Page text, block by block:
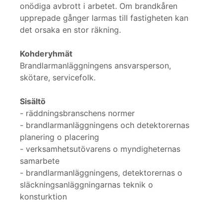
onödiga avbrott i arbetet. Om brandkåren
upprepade gånger larmas till fastigheten kan
det orsaka en stor räkning.
Kohderyhmät
Brandlarmanläggningens ansvarsperson,
skötare, servicefolk.
Sisältö
- räddningsbranschens normer
- brandlarmanläggningens och detektorernas
planering o placering
- verksamhetsutövarens o myndigheternas
samarbete
- brandlarmanläggningens, detektorernas o
släckningsanläggningarnas teknik o
konsturktion